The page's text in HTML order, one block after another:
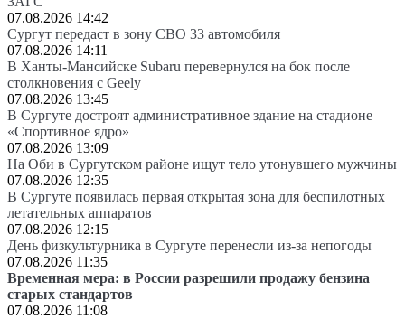
07.08.2026 14:42
Сургут передаст в зону СВО 33 автомобиля
07.08.2026 14:11
В Ханты-Мансийске Subaru перевернулся на бок после
столкновения с Geely
07.08.2026 13:45
В Сургуте достроят административное здание на стадионе
«Спортивное ядро»
07.08.2026 13:09
На Оби в Сургутском районе ищут тело утонувшего мужчины
07.08.2026 12:35
В Сургуте появилась первая открытая зона для беспилотных
летательных аппаратов
07.08.2026 12:15
День физкультурника в Сургуте перенесли из-за непогоды
07.08.2026 11:35
Временная мера: в России разрешили продажу бензина
старых стандартов
07.08.2026 11:08